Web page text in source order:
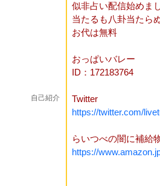
自己紹介
似非占い配信始めま
当たるも八卦当たら
お代は無料
おっぱいバレー
ID：172183764
Twitter
https://twitter.com/
らいつべの闇に補給
https://